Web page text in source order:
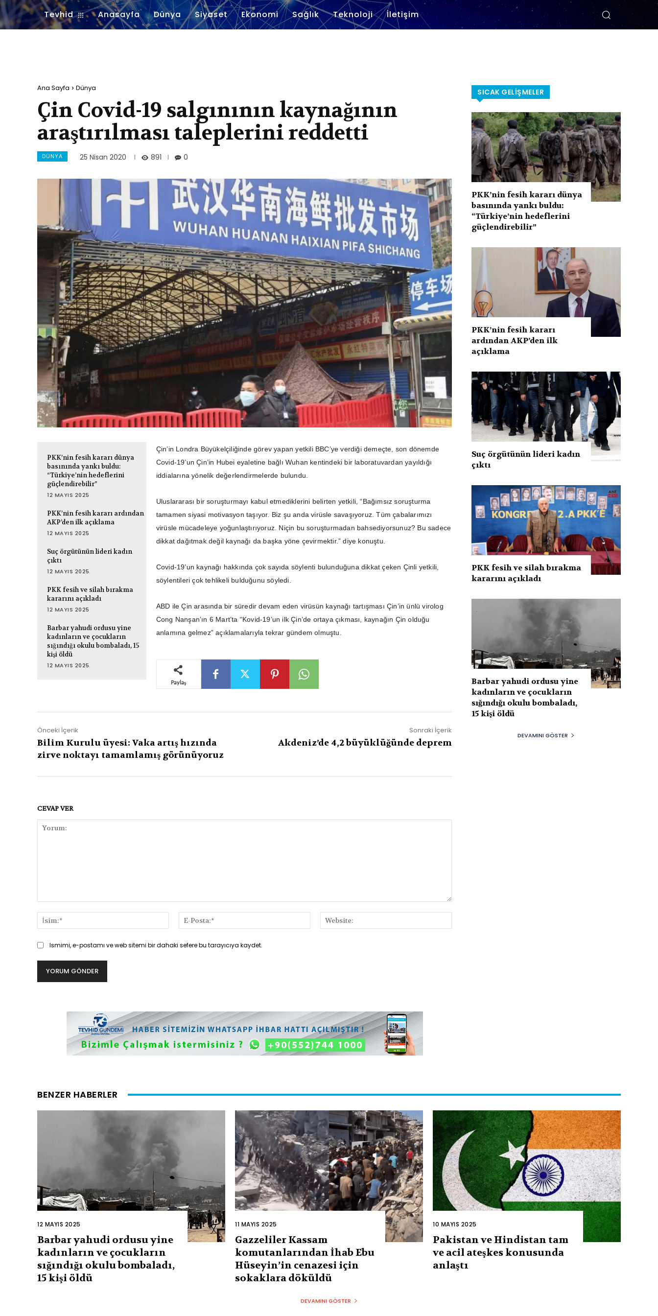
Tevhid Anasayfa Dünya Siyaset Ekonomi Sağlık Teknoloji İletişim
Ana Sayfa Dünya
Çin Covid-19 salgınının kaynağının
araştırılması taleplerini reddetti
DÜNYA 25 Nisan 2020 891 0
PKK’nin fesih kararı dünya
basınında yankı buldu:
“Türkiye’nin hedeflerini
güçlendirebilir”
12 MAYIS 2025
PKK’nin fesih kararı ardından
AKP’den ilk açıklama
12 MAYIS 2025
Suç örgütünün lideri kadın
çıktı
12 MAYIS 2025
PKK fesih ve silah bırakma
kararını açıkladı
12 MAYIS 2025
Barbar yahudi ordusu yine
kadınların ve çocukların
sığındığı okulu bombaladı, 15
kişi öldü
12 MAYIS 2025
Çin’in Londra Büyükelçiliğinde görev yapan yetkili BBC’ye verdiği demeçte, son dönemde
Covid-19’un Çin’in Hubei eyaletine bağlı Wuhan kentindeki bir laboratuvardan yayıldığı
iddialarına yönelik değerlendirmelerde bulundu.
Uluslararası bir soruşturmayı kabul etmediklerini belirten yetkili, “Bağımsız soruşturma
tamamen siyasi motivasyon taşıyor. Biz şu anda virüsle savaşıyoruz. Tüm çabalarımızı
virüsle mücadeleye yoğunlaştırıyoruz. Niçin bu soruşturmadan bahsediyorsunuz? Bu sadece
dikkat dağıtmak değil kaynağı da başka yöne çevirmektir.” diye konuştu.
Covid-19’un kaynağı hakkında çok sayıda söylenti bulunduğuna dikkat çeken Çinli yetkili,
söylentileri çok tehlikeli bulduğunu söyledi.
ABD ile Çin arasında bir süredir devam eden virüsün kaynağı tartışması Çin’in ünlü virolog
Cong Nanşan’ın 6 Mart’ta “Kovid-19’un ilk Çin’de ortaya çıkması, kaynağın Çin olduğu
anlamına gelmez” açıklamalarıyla tekrar gündem olmuştu.
Paylaş
Önceki İçerik
Bilim Kurulu üyesi: Vaka artış hızında
zirve noktayı tamamlamış görünüyoruz
Sonraki İçerik
Akdeniz’de 4,2 büyüklüğünde deprem
CEVAP VER
İsim:*
Posta:*
Ismimi, e-postamı ve web sitemi bir dahaki sefere bu tarayıcıya kaydet.
SICAK GELIŞMELER
PKK’nin fesih kararı dünya
basınında yankı buldu:
“Türkiye’nin hedeflerini
güçlendirebilir”
PKK’nin fesih kararı
ardından AKP’den ilk
açıklama
Suç örgütünün lideri kadın
çıktı
PKK fesih ve silah bırakma
kararını açıkladı
Barbar yahudi ordusu yine
kadınların ve çocukların
sığındığı okulu bombaladı,
15 kişi öldü
DEVAMINI GÖSTER
BENZER HABERLER
12 MAYIS 2025
Barbar yahudi ordusu yine
kadınların ve çocukların
sığındığı okulu bombaladı,
15 kişi öldü
11 MAYIS 2025
Gazzeliler Kassam
komutanlarından İhab Ebu
Hüseyin’in cenazesi için
sokaklara döküldü
10 MAYIS 2025
Pakistan ve Hindistan tam
ve acil ateşkes konusunda
anlaştı
DEVAMINI GÖSTER